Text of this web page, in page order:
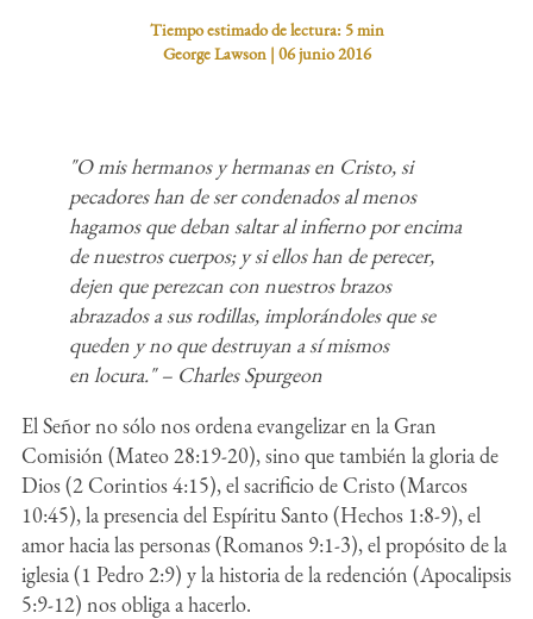
Tiempo estimado de lectura: 5 min
George Lawson | 06 junio 2016
"O mis hermanos y hermanas en Cristo, si
pecadores han de ser condenados al menos
hagamos que deban saltar al infierno por encima
de nuestros cuerpos; y si ellos han de perecer,
dejen que perezcan con nuestros brazos
abrazados a sus rodillas, implorándoles que se
queden y no que destruyan a sí mismos
en locura." – Charles Spurgeon
El Señor no sólo nos ordena evangelizar en la Gran
Comisión (Mateo 28:19-20), sino que también la gloria de
Dios (2 Corintios 4:15), el sacrificio de Cristo (Marcos
10:45), la presencia del Espíritu Santo (Hechos 1:8-9), el
amor hacia las personas (Romanos 9:1-3), el propósito de la
iglesia (1 Pedro 2:9) y la historia de la redención (Apocalipsis
5:9-12) nos obliga a hacerlo.